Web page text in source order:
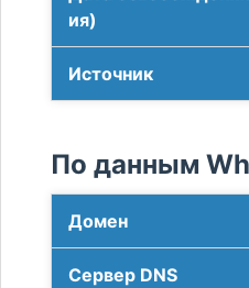
ия)
Источник
По данным
Домен
Сервер DNS